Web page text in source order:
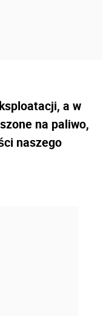
a w
na paliwo,
naszego